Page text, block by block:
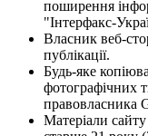
поширення
"Інтерфакс-
Власник веб-
публікації.
Будь-яке
фотографічних
правовласника
Матеріали